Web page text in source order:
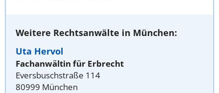
Weitere Rechtsanwälte in München:
Uta Hervol
Fachanwältin für Erbrecht
Eversbuschstraße 114
80999 München